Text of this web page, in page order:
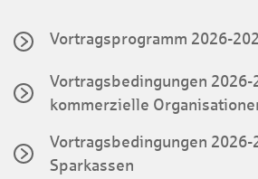
Vortragsprogramm 2026-
Vortragsbedingungen 2026-
kommerzielle
Vortragsbedingungen 2026-
Sparkassen